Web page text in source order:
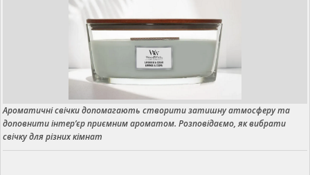
Ароматичні свічки допомагають створити затишну атмосферу та
доповнити інтер’єр приємним ароматом. Розповідаємо, як вибрати
свічку для різних кімнат